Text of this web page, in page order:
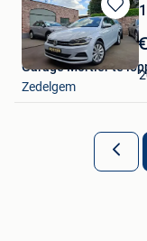
Bewaren
in
Mijn
Garage Mortier te
Zedelgem